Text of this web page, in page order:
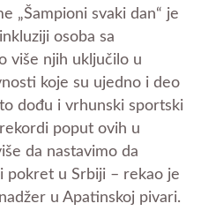
„Šampioni svaki dan“ je
osoba sa
više njih uključilo u
koje su ujedno i deo
dođu i vrhunski sportski
poput ovih u
da nastavimo da
pokret u Srbiji – rekao je
u Apatinskoj pivari.